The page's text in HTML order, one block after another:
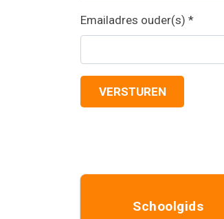
Emailadres ouder(s) *
VERSTUREN
Schoolgids